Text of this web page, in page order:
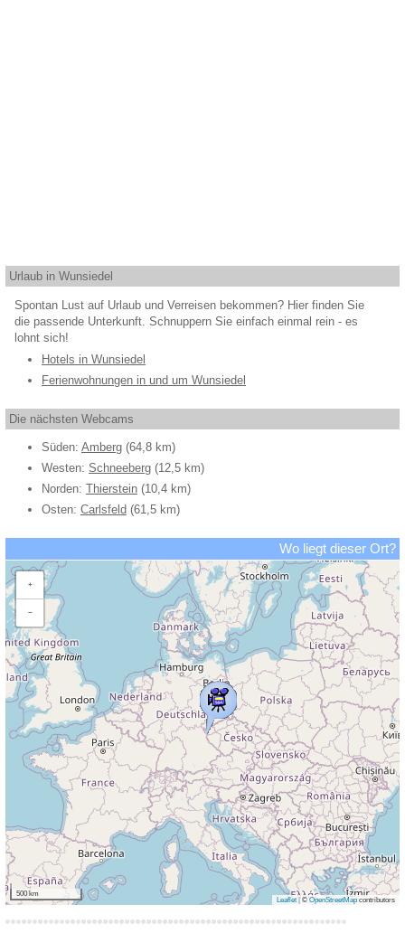
Urlaub in Wunsiedel
Spontan Lust auf Urlaub und Verreisen bekommen? Hier finden Sie
die passende Unterkunft. Schnuppern Sie einfach einmal rein - es
lohnt sich!
Hotels in Wunsiedel
Ferienwohnungen in und um Wunsiedel
Die nächsten Webcams
Süden: Amberg (64,8 km)
Westen: Schneeberg (12,5 km)
Norden: Thierstein (10,4 km)
Osten: Carlsfeld (61,5 km)
Wo liegt dieser Ort?
+
−
500 km
Leaflet ©OpenStreetMap contributors